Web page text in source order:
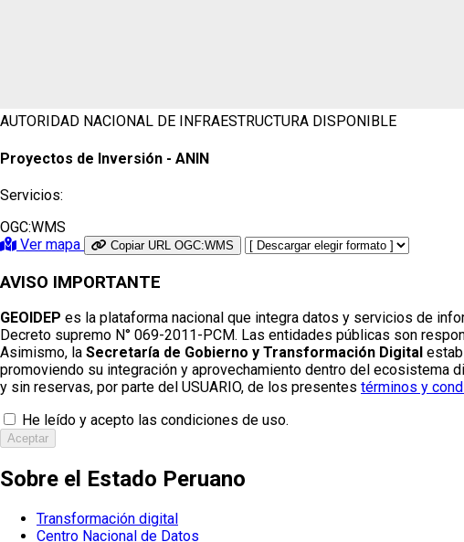
AUTORIDAD NACIONAL DE INFRAESTRUCTURA DISPONIBLE
Proyectos de Inversión - ANIN
Servicios:
OGC:WMS
Ver mapa
Copiar URL OGC:WMS
AVISO IMPORTANTE
GEOIDEP es la plataforma nacional que integra datos y servicios de
Decreto supremo N° 069-2011-PCM. Las entidades públicas son
Asimismo, la Secretaría de Gobierno y Transformación Digital
promoviendo su integración y aprovechamiento dentro del ecosistema
y sin reservas, por parte del USUARIO, de los presentes términos y
He leído y acepto las condiciones de uso.
Aceptar
Sobre el Estado Peruano
Transformación digital
Centro Nacional de Datos